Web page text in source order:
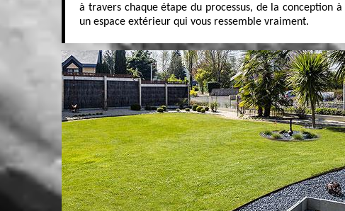
à travers chaque étape du processus, de la conception
un espace extérieur qui vous ressemble vraiment.